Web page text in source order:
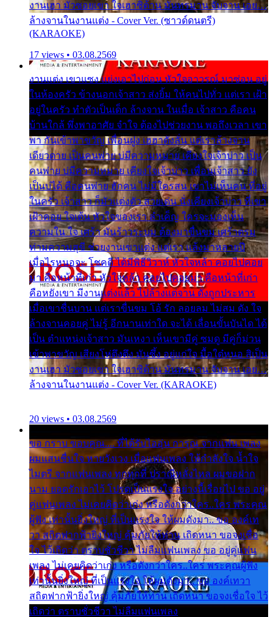
งานเฮา มัวซอยเขา ใจเฮาซิด้าน มันทรมาน จับจาน เอย…
ล้างจานในงานแต่ง - Cover Ver. (ซาวด์ดนตรี)
(KARAOKE)
17 views • 03.08.2569
งานแต่ง เขาแซง แย่งเอาไปก่อน หัวใจอาวรณ์ มาซ่อน อยู่
ในห้องครัว ข้างนอกเจ้าสาว ส่งยิ้ม ให้คนไปทั่ว แต่เรา เฝ้า
อยู่ในครัว ทำตัวเป็นเด็ก ล้างจาน ในเมื่อ เจ้าสาว คือคน
บ้านใกล้ พึ่งพาอาศัย จำใจ ต้องไปช่วยงาน พอถึงเวลา เขา
พา กันเข้าพาขวัญ เพื่อนฝูง เฮฮาดังลั่น แต่เราล้างจาน
เดียวดาย เป็นคนพ่าย บ่มีความหมาย เคียงใจเจ้าบ่าว เป็น
คนพ่าย บ่มีความหมาย เคียงใจเจ้าบ่าว เพื่อนเจ้าสาว ยัง
เป็นบ่ได้ คือคนพ่าย ฮักคน ไม่มีใครสน เขาไม่เห็นคน ที่อยู่
ในครัว เจ้าสาว ก็มัวแต่งตัว สวยเด่น นั่งเคียงเจ้าบ่าว ที่เขา
เฝ้าคอย ใจเต้น หัวใจของเรา ลำเค็ญ ใครจะมองเห็น
ความใน ใจ เศร้า มันร้าวระบม ต้องมาขื่นขม เศร้าตรม
ท่ามความสุขี ช่วยงานเขาแต่ง แต่เรา แล้งมาหลายปี
เมื่อไรหนอจะ โชคดี ได้มีพิธีวิวาห์ หัวใจหล้า คอยไปคอย
มา คือหน้าที่เก่า หัวใจหล้า คอยไปคอยมา คือหน้าที่เก่า
คือหยังเขา มีงานแต่งแล้ว ไปล้างแต่จาน ดั่งถูกประหาร
เมื่อเขาชื่นบาน แต่เราขื่นขม โอ้ รัก ลอยลม ไม่สม ดัง ใจ
ล้างจานคอยคู่ ไม่รู้ อีกนานเท่าใด จะได้ เลื่อนขั้นบันได ได้
เป็น ตำแหน่งเจ้าสาว มันเหงา เห็นเขามีคู่ ซมดู มีคู่ก็ม่วน
เข้าพาขวัญ เสียงโห่ตึงตึง มันซึ้ง อยู่แก่ใจ มื้อใด๋หนอ สิเป็น
งานเฮา มัวซอยเขา ใจเฮาซิด้าน มันทรมาน จับจาน เอย…
ล้างจานในงานแต่ง - Cover Ver. (KARAOKE)
20 views • 03.08.2569
ขอ กราบ ขอบคุณ.... ที่ได้รับไออุ่น การุณ จากแฟน เพลง
ผมแสนชื่นใจ หายวังเวง เมื่อแฟนเพลง ให้กำลังใจ น้ำใจ
ไมตรี จากแฟนเพลง ทุกทุกที่ ปราณีหลั่งไหล ผมขอฝาก
นาม ยอดรักเอาไว้ โปรดเป็นแรงใจ อย่างนี้เรื่อยไป ขอ อยู่
คู่แฟนเพลง ไม่เคยคิดว่าเก่ง หรือดังกว่าใคร..ใคร พระคุณ
ผู้ฟัง เท่านั้นยิ่งใหญ่ ที่เป็นแรงใจ ให้ผมดังมา.. ขอ องค์เท
วา สถิตฟากฟ้ายิ่งใหญ่ คุ้มภัยให้ท่าน เถิดหนา ขอจงเชื่อ
ใจ ไว้เถิดว่า ตราบชั่วชีวา ไม่ลืมแฟนเพลง ขอ อยู่คู่แฟน
เพลง ไม่เคยคิดว่าเก่ง หรือดังกว่าใคร..ใคร พระคุณผู้ฟัง
เท่านั้นยิ่งใหญ่ ที่เป็นแรงใจ ให้ผมดังมา.. ขอ องค์เทวา
สถิตฟากฟ้ายิ่งใหญ่ คุ้มภัยให้ท่าน เถิดหนา ขอจงเชื่อใจ ไว้
เถิดว่า ตราบชั่วชีวา ไม่ลืมแฟนเพลง